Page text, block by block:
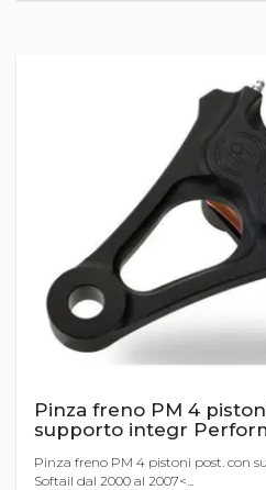
Pinza freno PM 4
supporto integr
Pinza freno PM 4 pistoni post. con
Softail dal 2000 al 2007<...